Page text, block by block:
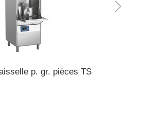
p. gr. pièces TS